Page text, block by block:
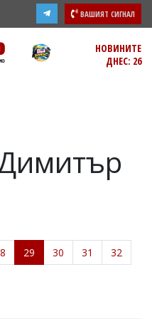
ВАШИЯТ СИГНАЛ
НОВИНИТЕ
ДНЕС: 26
29 30 31 32